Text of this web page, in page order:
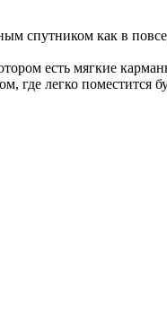
спутником как в
есть мягкие
где легко поместится